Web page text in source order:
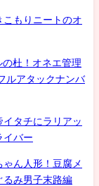
もりニートのオ
杜！オネエ管理
ルアタックナンバ
タチにラリアッ
イバー
ん人形！豆腐メ
るみ男子末路編